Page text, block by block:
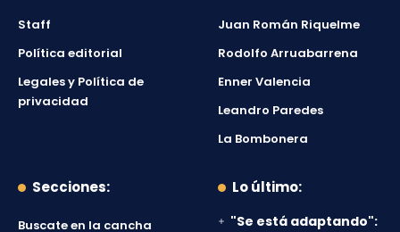
Staff
Política editorial
Legales y Política de
privacidad
Juan Román Riquelme
Rodolfo Arruabarrena
Enner Valencia
Leandro Paredes
La Bombonera
Secciones:
Buscate en la cancha
Lo último:
"Se está adaptando":